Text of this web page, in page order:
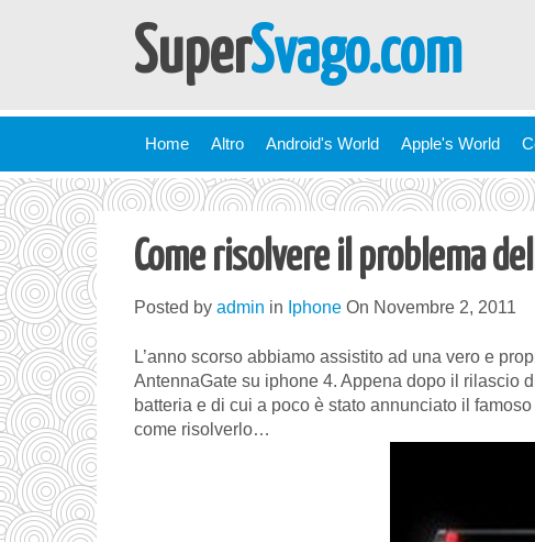
SuperSvago.com
Home Altro Android's World Apple's World
Come risolvere il problema
Posted by admin in Iphone On Novembre 2, 2011
L’anno scorso abbiamo assistito ad una vero e
AntennaGate su iphone 4. Appena dopo il rilascio
batteria e di cui a poco è stato annunciato il
come risolverlo…